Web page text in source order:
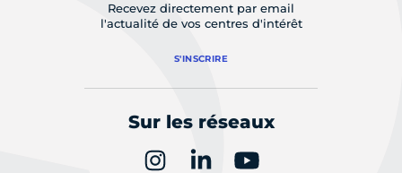
Recevez directement par email
l'actualité de vos centres d'intérêt
S'INSCRIRE
Sur les réseaux